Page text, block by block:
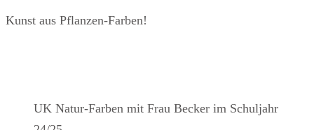
Kunst aus Pflanzen-Farben!
UK Natur-Farben mit Frau Becker im Schuljahr